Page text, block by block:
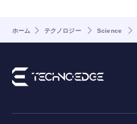
ホーム テクノロジー Science